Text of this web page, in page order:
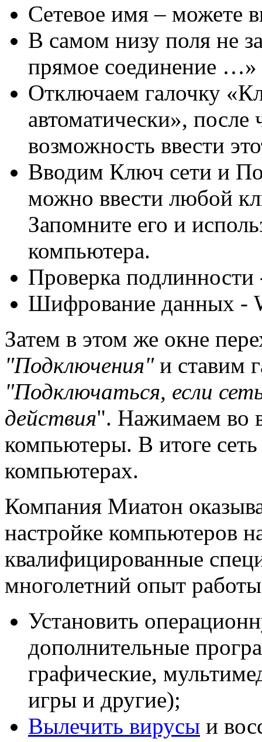
Сетевое имя – можете
В самом низу поля не
прямое соединение …»
Отключаем галочку
автоматически», после
возможность ввести
Вводим Ключ сети и
можно ввести любой
Запомните его и
компьютера.
Проверка
Шифрование данных -
Затем в этом же окне
"Подключения"и ставим
"Подключаться, если
действия". Нажимаем во
компьютеры. В итоге
компьютерах.
Компания Миатон
настройке компьютеров
квалифицированные
многолетний опыт
Установить
дополнительные
графические,
игры и другие);
Вылечить вирусы и